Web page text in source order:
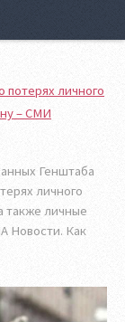
личного
– СМИ
Генштаба
личного
также личные
Новости. Как